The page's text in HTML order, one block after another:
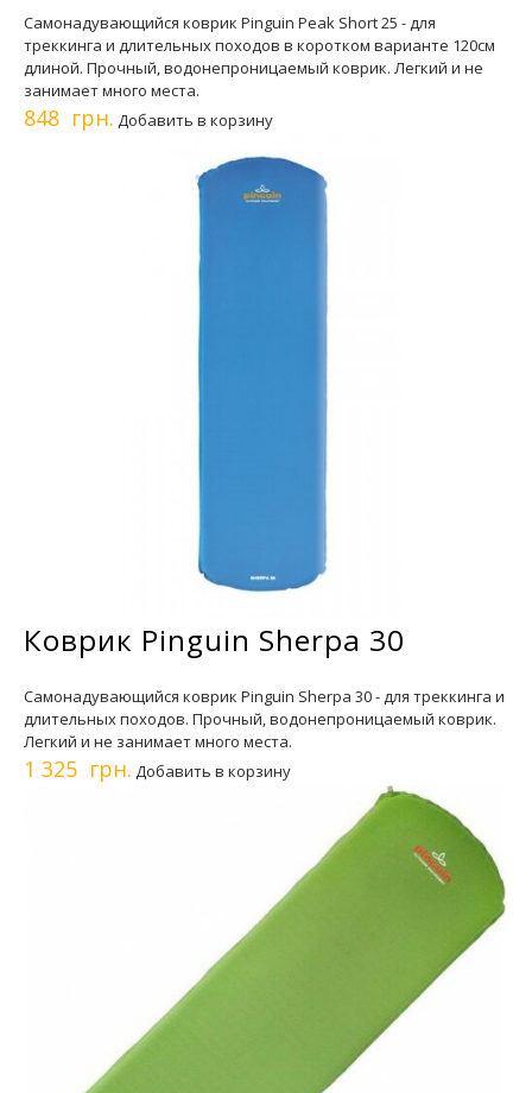
Самонадувающийся коврик Pinguin Peak Short 25 - для
треккинга и длительных походов в коротком варианте 120см
длиной. Прочный, водонепроницаемый коврик. Легкий и не
занимает много места.
848 грн. Добавить в корзину
Коврик Pinguin Sherpa 30
Самонадувающийся коврик Pinguin Sherpa 30 - для треккинга и
длительных походов. Прочный, водонепроницаемый коврик.
Легкий и не занимает много места.
1 325 грн. Добавить в корзину